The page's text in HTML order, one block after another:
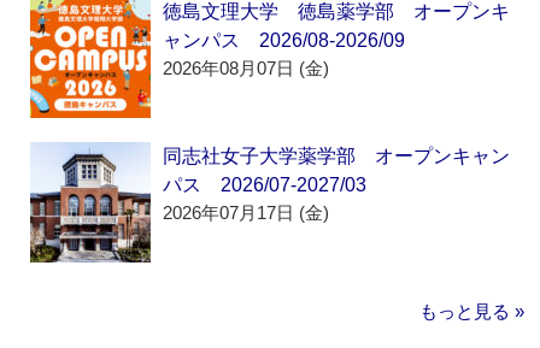
徳島文理大学 徳島薬学部 オープンキ
ャンパス 2026/08-2026/09
2026年08月07日 (金)
同志社女子大学薬学部 オープンキャン
パス 2026/07-2027/03
2026年07月17日 (金)
もっと見る »